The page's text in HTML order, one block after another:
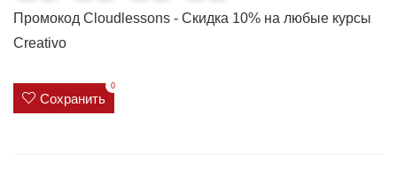
4
Промокод Cloudlessons - Скидка 10% на любые курсы
Creativo
Сохранить
0